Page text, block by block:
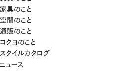
家具のこと
空間のこと
通販のこと
コクヨのこと
スタイルカタログ
ニュース